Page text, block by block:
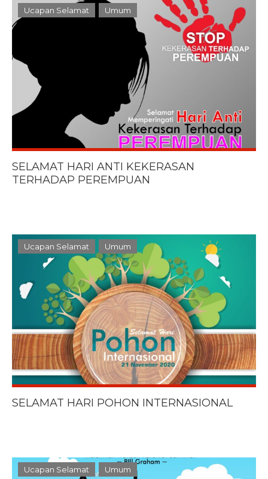
Ucapan Selamat Umum
SELAMAT HARI ANTI KEKERASAN
TERHADAP PEREMPUAN
Ucapan Selamat Umum
SELAMAT HARI POHON INTERNASIONAL
Ucapan Selamat Umum